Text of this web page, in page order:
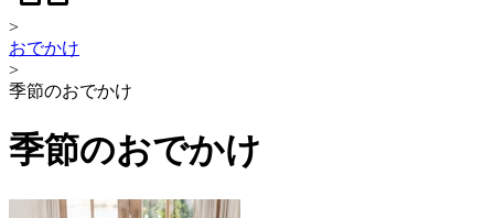
>
おでかけ
>
季節のおでかけ
季節のおでかけ